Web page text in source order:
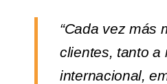
“Cada vez más
clientes, tanto a
internacional,